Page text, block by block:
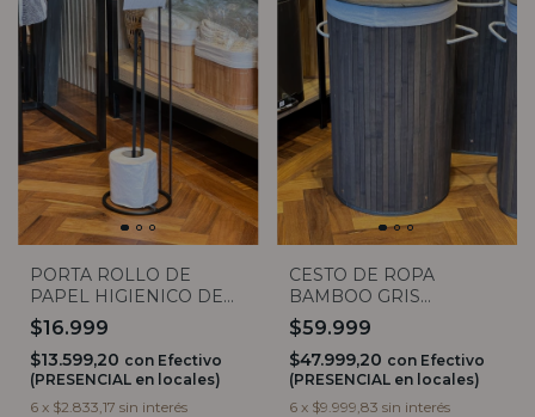
PORTA ROLLO DE
PAPEL HIGIENICO DE
PIE NEGRO
$16.999
$13.599,20 con Efectivo
(PRESENCIAL en locales)
6 x $2.833,17 sin interés
CESTO DE ROPA
BAMBOO GRIS
REDONDO CON TAPA
$59.999
$47.999,20 con Efectivo
(PRESENCIAL en locales)
6 x $9.999,83 sin interés